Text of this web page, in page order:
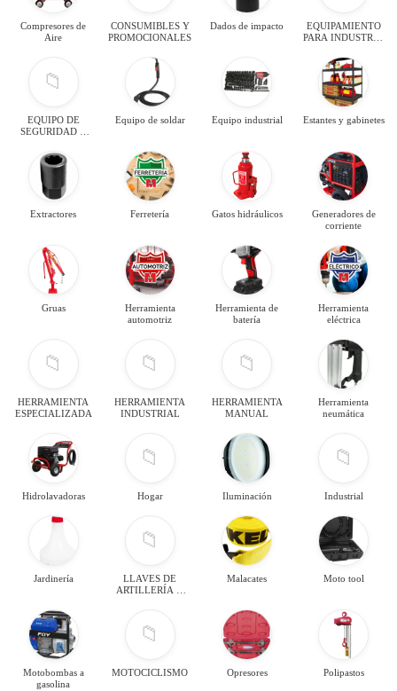
Compresores de
Aire
CONSUMIBLES Y
PROMOCIONALES
Dados de impacto
EQUIPAMIENTO
PARA INDUSTRIA
📁
EQUIPO DE
SEGURIDAD Y
Equipo de soldar Equipo industrial Estantes y gabinetes
Extractores Ferretería Gatos hidráulicos
Generadores de
corriente
Gruas
Herramienta
automotriz
Herramienta de
batería
Herramienta
eléctrica
📁
HERRAMIENTA
ESPECIALIZADA
📁
HERRAMIENTA
INDUSTRIAL
📁
HERRAMIENTA
MANUAL
Herramienta
neumática
Hidrolavadoras
📁
Hogar Iluminación
📁
Industrial
Jardinería
📁
LLAVES DE
ARTILLERÍA Y
Malacates Moto tool
Motobombas a
gasolina
📁
MOTOCICLISMO Opresores Polipastos